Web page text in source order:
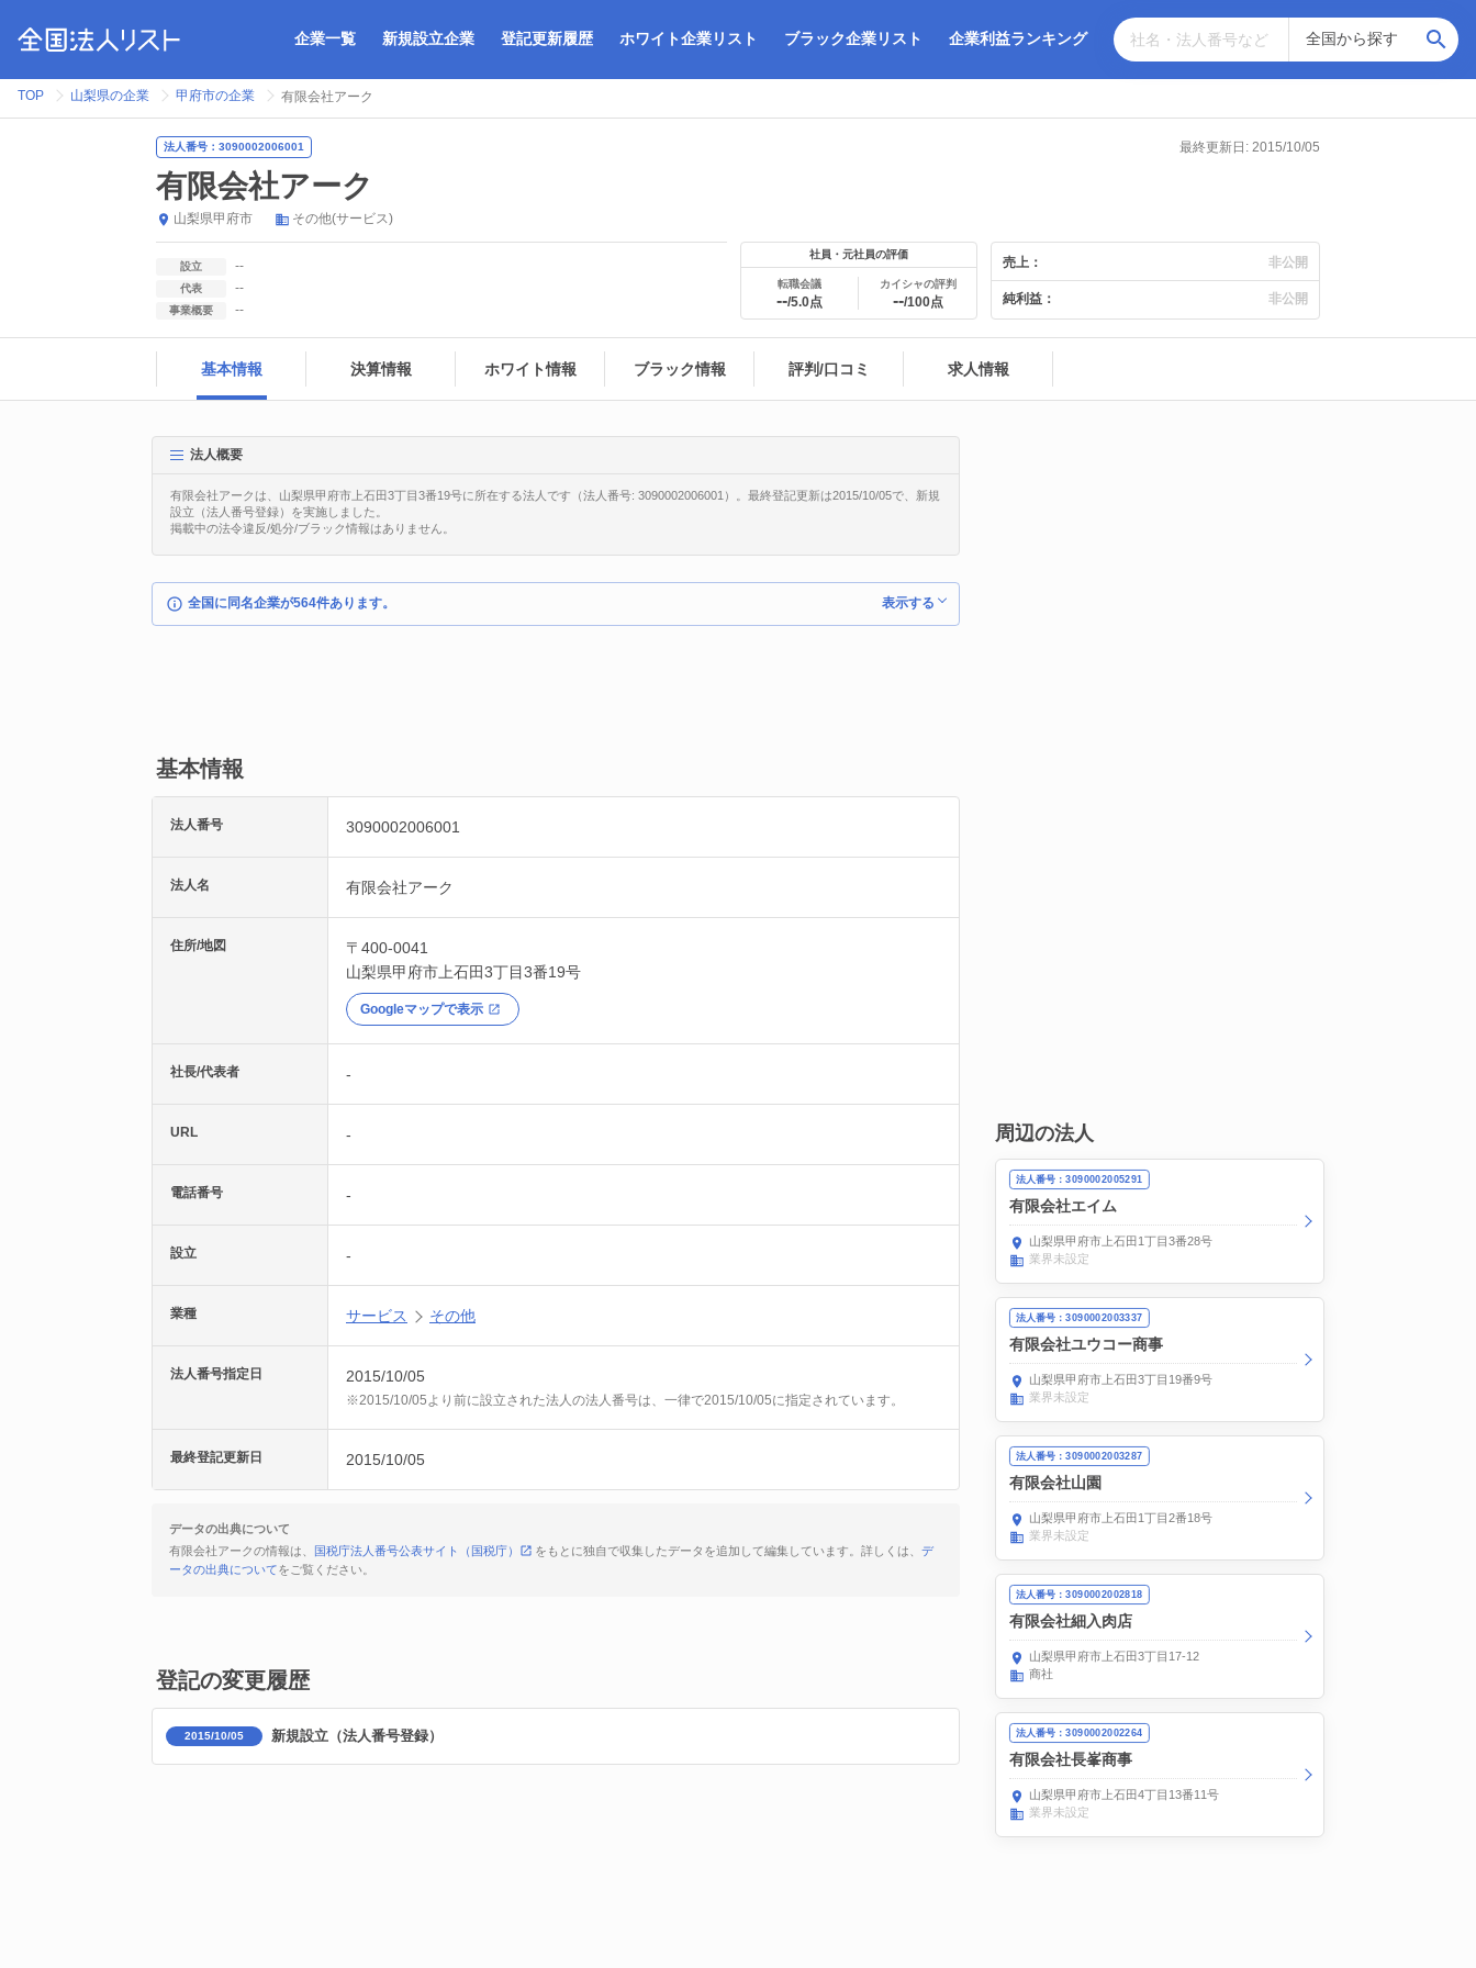
企業一覧 新規設立企業 登記更新履歴 ホワイト企業リスト ブラック企業リスト 企業利益ランキング
TOP 山梨県の企業 甲府市の企業 有限会社アーク
法人番号：3090002006001 最終更新日: 2015/10/05
有限会社アーク
山梨県甲府市 その他(サービス)
設立 --
代表 --
事業概要 --
社員・元社員の評価
転職会議
--/5.0点
カイシャの評判
--/100点
売上： 非公開
純利益： 非公開
基本情報 決算情報 ホワイト情報 ブラック情報 評判/口コミ 求人情報
法人概要
有限会社アークは、山梨県甲府市上石田3丁目3番19号に所在する法人です（法人番号: 3090002006001）。最終登記更新は2015/10/05で、新規
設立（法人番号登録）を実施しました。
掲載中の法令違反/処分/ブラック情報はありません。
全国に同名企業が564件あります。 表示する
基本情報
法人番号 3090002006001
法人名 有限会社アーク
住所/地図
〒400-0041
山梨県甲府市 上石田3丁目3番19号
Googleマップで表示
社長/代表者 -
URL -
電話番号 -
設立 -
業種 サービス その他
法人番号指定日 2015/10/05
※2015/10/05より前に設立された法人の法人番号は、一律で2015/10/05に指定されています。
最終登記更新日 2015/10/05
データの出典について
有限会社アークの情報は、
国税庁法人番号公表サイト（国税庁） をもとに独自で収集したデータを追加して編集しています。詳しくは、 デ
ータの出典についてをご覧ください。
登記の変更履歴
2015/10/05 新規設立（法人番号登録）
周辺の法人
法人番号：3090002005291
有限会社エイム
山梨県甲府市上石田1丁目3番28号
業界未設定
法人番号：3090002003337
有限会社ユウコー商事
山梨県甲府市上石田3丁目19番9号
業界未設定
法人番号：3090002003287
有限会社山園
山梨県甲府市上石田1丁目2番18号
業界未設定
法人番号：3090002002818
有限会社細入肉店
山梨県甲府市上石田3丁目17-12
商社
法人番号：3090002002264
有限会社長峯商事
山梨県甲府市上石田4丁目13番11号
業界未設定